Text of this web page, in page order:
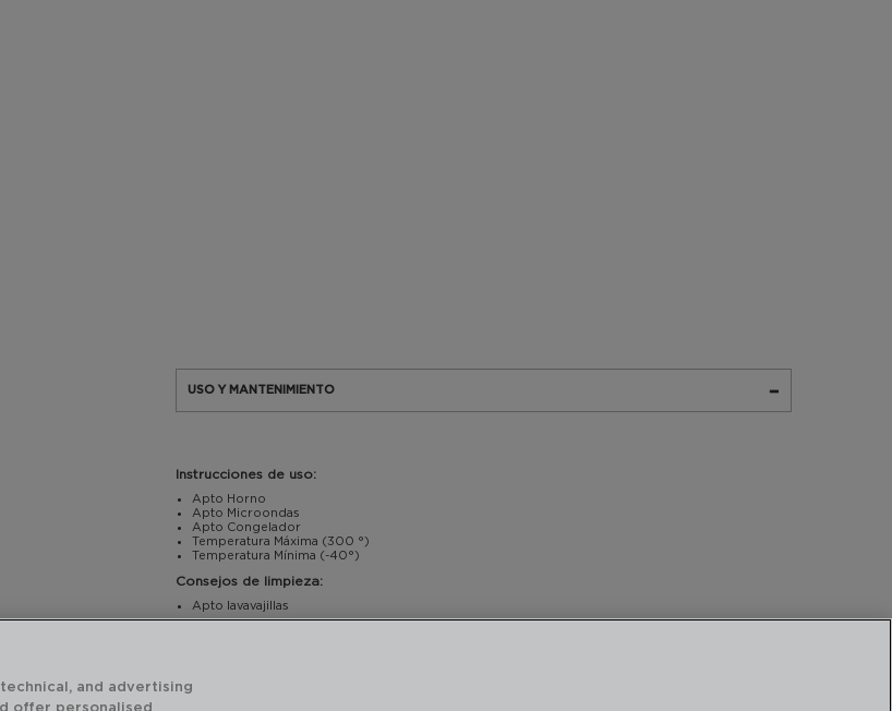
USO Y MANTENIMIENTO
Instrucciones de uso:
Apto Horno
Apto Microondas
Apto Congelador
Temperatura Máxima (300 °)
Temperatura Mínima (-40°)
Consejos de limpieza:
Apto lavavajillas
CARACTERÍSTICAS TÉCNICAS
and advertising